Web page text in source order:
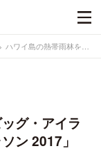
ハワイ島の熱帯雨林を走る！「ビッグ・アイランド・インターナショナル・マラソン 2017」 大会エントリーの受付開始
グ・アイラ
ン 2017」